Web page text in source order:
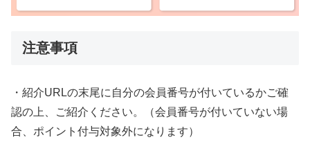
注意事項
・紹介URLの末尾に自分の会員番号が付いているかご確
認の上、ご紹介ください。（会員番号が付いていない場
合、ポイント付与対象外になります）